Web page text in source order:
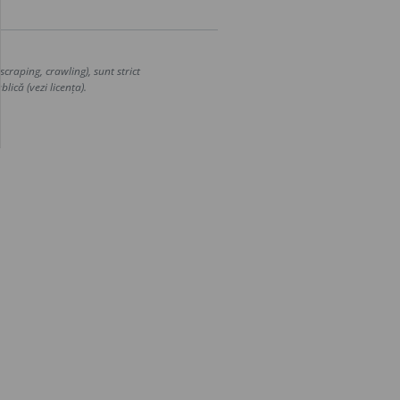
crawling), sunt strict
(vezi licența).